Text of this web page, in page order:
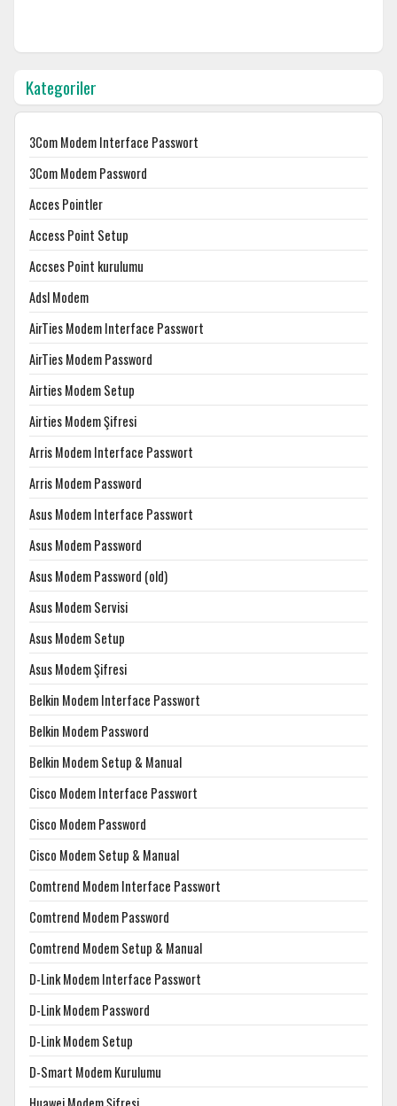
Kategoriler
3Com Modem Interface Passwort
3Com Modem Password
Acces Pointler
Access Point Setup
Accses Point kurulumu
Adsl Modem
AirTies Modem Interface Passwort
AirTies Modem Password
Airties Modem Setup
Airties Modem Şifresi
Arris Modem Interface Passwort
Arris Modem Password
Asus Modem Interface Passwort
Asus Modem Password
Asus Modem Password (old)
Asus Modem Servisi
Asus Modem Setup
Asus Modem Şifresi
Belkin Modem Interface Passwort
Belkin Modem Password
Belkin Modem Setup & Manual
Cisco Modem Interface Passwort
Cisco Modem Password
Cisco Modem Setup & Manual
Comtrend Modem Interface Passwort
Comtrend Modem Password
Comtrend Modem Setup & Manual
D-Link Modem Interface Passwort
D-Link Modem Password
D-Link Modem Setup
D-Smart Modem Kurulumu